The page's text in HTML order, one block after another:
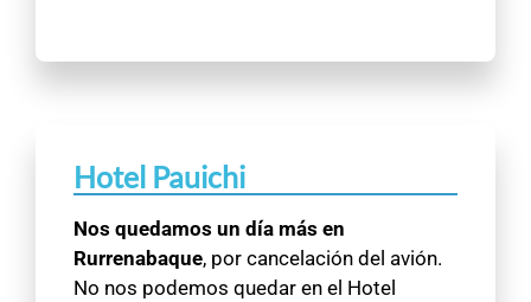
Hotel Pauichi
Nos quedamos un día más en
Rurrenabaque, por cancelación del avión.
No nos podemos quedar en el Hotel